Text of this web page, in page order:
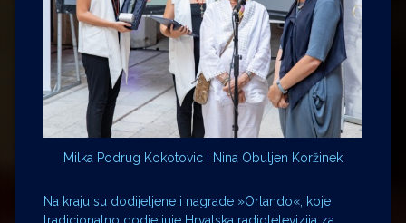
Milka Podrug Kokotovic i Nina Obuljen Koržinek
Na kraju su dodijeljene i nagrade »Orlando«, koje